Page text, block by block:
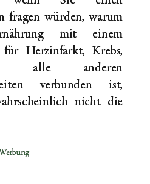
fragen würden, warum
mit einem
Herzinfarkt, Krebs,
alle anderen
verbunden ist,
nicht die
Werbung